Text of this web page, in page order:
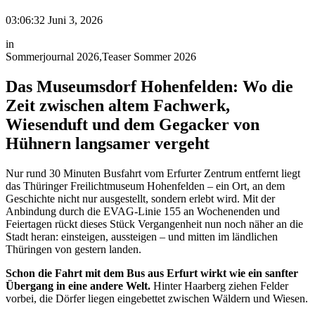
03:06:32 Juni 3, 2026
in
Sommerjournal 2026,Teaser Sommer 2026
Das Museumsdorf Hohenfelden: Wo die
Zeit zwischen altem Fachwerk,
Wiesenduft und dem Gegacker von
Hühnern langsamer vergeht
Nur rund 30 Minuten Busfahrt vom Erfurter Zentrum entfernt liegt
das Thüringer Freilichtmuseum Hohenfelden – ein Ort, an dem
Geschichte nicht nur ausgestellt, sondern erlebt wird. Mit der
Anbindung durch die EVAG-Linie 155 an Wochenenden und
Feiertagen rückt dieses Stück Vergangenheit nun noch näher an die
Stadt heran: einsteigen, aussteigen – und mitten im ländlichen
Thüringen von gestern landen.
Schon die Fahrt mit dem Bus aus Erfurt wirkt wie ein sanfter
Übergang in eine andere Welt. Hinter Haarberg ziehen Felder
vorbei, die Dörfer liegen eingebettet zwischen Wäldern und Wiesen.